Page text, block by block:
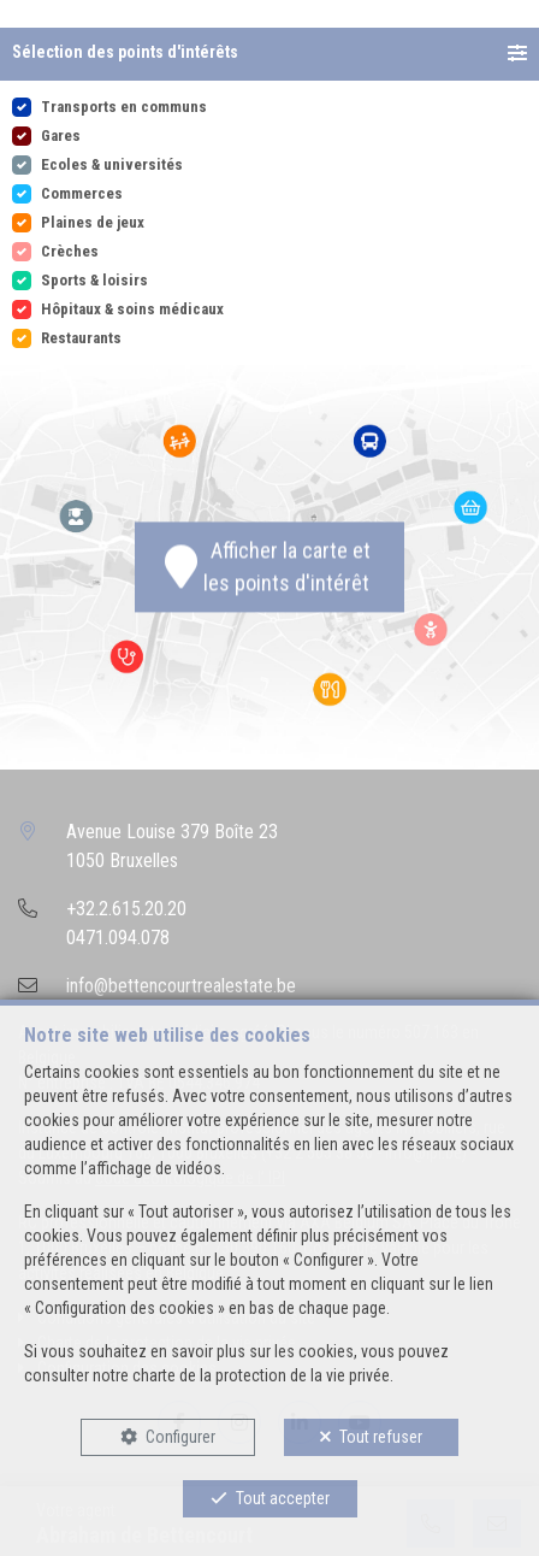
Sélection des points d'intérêts
Transports en communs
Gares
Ecoles & universités
Commerces
Plaines de jeux
Crèches
Sports & loisirs
Hôpitaux & soins médicaux
Restaurants
Afficher la carte et
les points d'intérêt
Notre site web utilise des cookies
Certains cookies sont essentiels au bon fonctionnement du site et ne
peuvent être refusés. Avec votre consentement, nous utilisons d’autres
cookies pour améliorer votre expérience sur le site, mesurer notre
audience et activer des fonctionnalités en lien avec les réseaux sociaux
comme l’affichage de vidéos.
En cliquant sur « Tout autoriser », vous autorisez l’utilisation de tous les
cookies. Vous pouvez également définir plus précisément vos
préférences en cliquant sur le bouton « Configurer ». Votre
consentement peut être modifié à tout moment en cliquant sur le lien
« Configuration des cookies » en bas de chaque page.
Si vous souhaitez en savoir plus sur les cookies, vous pouvez
consulter notre charte de la protection de la vie privée
Configurer Tout refuser
Tout accepter
Avenue Louise 379 Boîte 23
1050 Bruxelles
+32.2.615.20.20
0471.094.078
info@bettencourtrealestate.be
Agent immobilier intermédiaire agréé IPI sous le numéro 507.163 en
N° entreprise : TVA BE 0544.346.974
Instance de contrôle: Institut professionnel des agents immobiliers, rue
du Luxembourg 16B, 1000 Bruxelles (+32 2 505 38 50 - info@ipi.be) -
Soumis aucode déontologique de l’ IPI
RC professionnelle et cautionnement via AXA Belgium SA, Place du Trône
1, 1000 Bruxelles – police n° 730.390.160. Couverture valable pour les
activités réalisées en Belgique
Conditions générales d'utilisation du site
Charte de la protection de la vie privée
Configuration des cookies
WHISE DESIGNED AND DEVELOPED BY